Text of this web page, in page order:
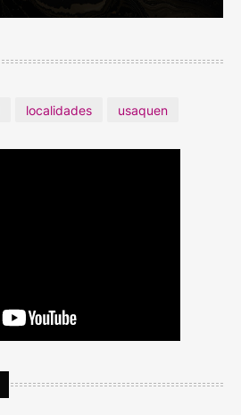
localidades usaquen